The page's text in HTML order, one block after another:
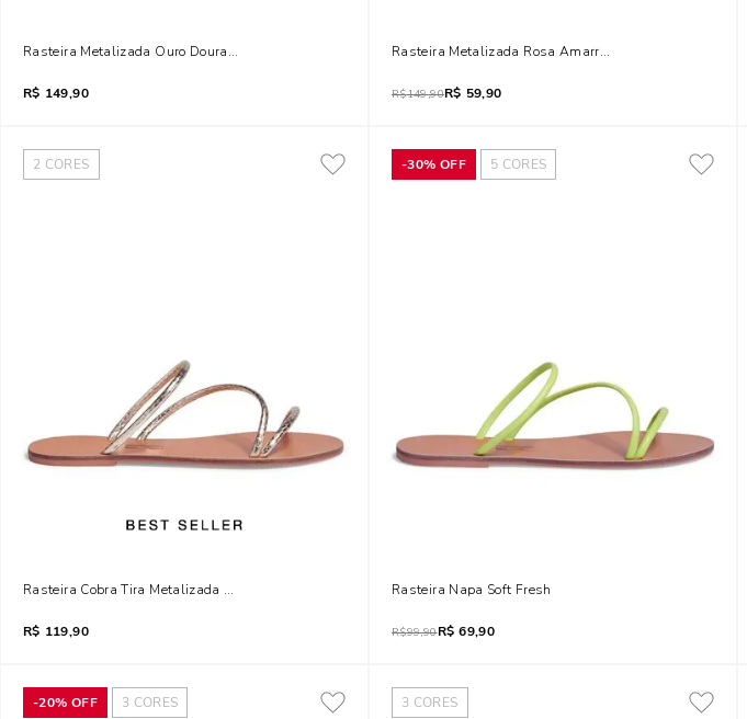
Rasteira Metalizada Ouro Dourada Amarração
R$ 149,90
Rasteira Metalizada Rosa Amarração
R$149,90R$ 59,90
2 CORES
Rasteira Cobra Tira Metalizada Ouro Dourada
R$ 119,90
-30% OFF 5 CORES
Rasteira Napa Soft Fresh
R$99,90R$ 69,90
-20% OFF 3 CORES 3 CORES